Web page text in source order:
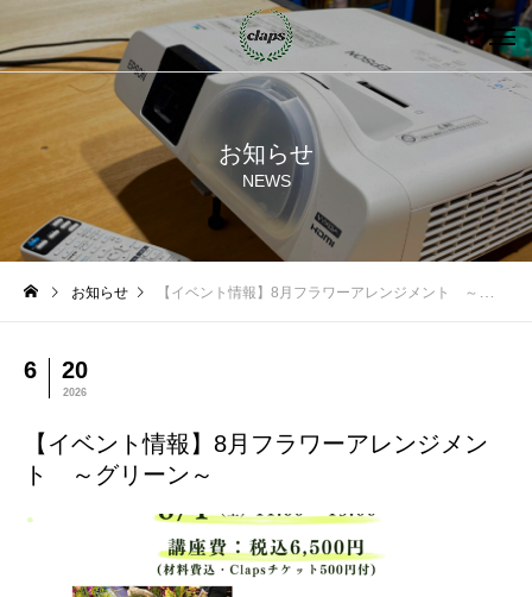
お知らせ
NEWS
お知らせ 【イベント情報】8月フラワーアレンジメント ～グリーン～
6 20
2026
【イベント情報】8月フラワーアレンジメン
ト ～グリーン～